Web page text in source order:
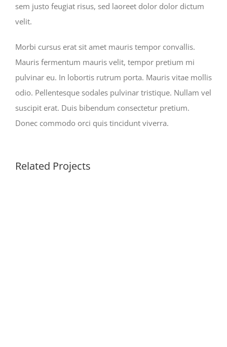
sem justo feugiat risus, sed laoreet dolor dolor dictum
velit.
Morbi cursus erat sit amet mauris tempor convallis.
Mauris fermentum mauris velit, tempor pretium mi
pulvinar eu. In lobortis rutrum porta. Mauris vitae mollis
odio. Pellentesque sodales pulvinar tristique. Nullam vel
suscipit erat. Duis bibendum consectetur pretium.
Donec commodo orci quis tincidunt viverra.
Related Projects